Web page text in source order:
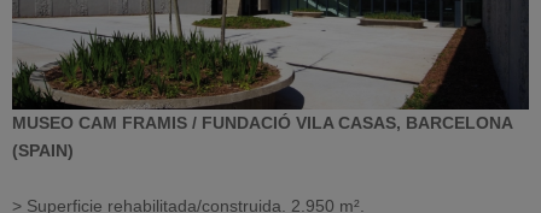
MUSEO CAM FRAMIS / FUNDACIÓ VILA CASAS, BARCELONA
(SPAIN)
> Superficie rehabilitada/construida. 2.950 m².